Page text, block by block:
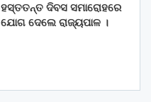
ହସ୍ତତନ୍ତ ଦିବସ ସମାରୋହରେ
ଯୋଗ ଦେଲେ ରାଜ୍ୟପାଳ ।